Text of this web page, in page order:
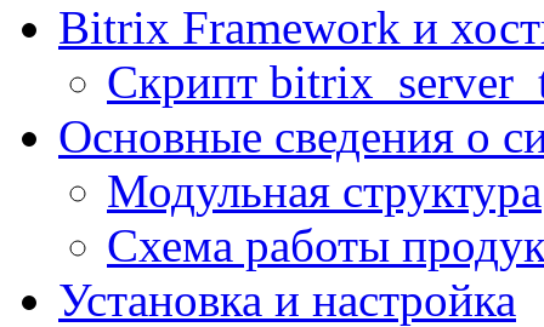
Bitrix Framework и
Скрипт
Основные сведения о
Модульная структура
Схема работы
Установка и настройка